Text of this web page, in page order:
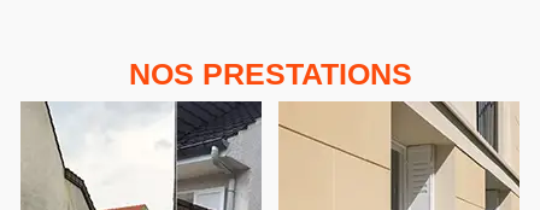
NOS PRESTATIONS